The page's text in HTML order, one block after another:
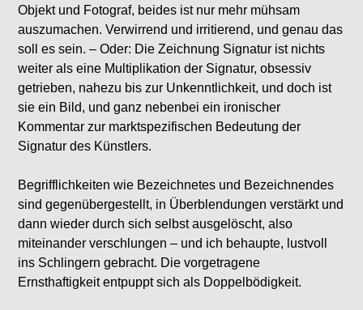
Objekt und Fotograf, beides ist nur mehr mühsam
auszumachen. Verwirrend und irritierend, und genau das
soll es sein. – Oder: Die Zeichnung Signatur ist nichts
weiter als eine Multiplikation der Signatur, obsessiv
getrieben, nahezu bis zur Unkenntlichkeit, und doch ist
sie ein Bild, und ganz nebenbei ein ironischer
Kommentar zur marktspezifischen Bedeutung der
Signatur des Künstlers.
Begrifflichkeiten wie Bezeichnetes und Bezeichnendes
sind gegenübergestellt, in Überblendungen verstärkt und
dann wieder durch sich selbst ausgelöscht, also
miteinander verschlungen – und ich behaupte, lustvoll
ins Schlingern gebracht. Die vorgetragene
Ernsthaftigkeit entpuppt sich als Doppelbödigkeit.